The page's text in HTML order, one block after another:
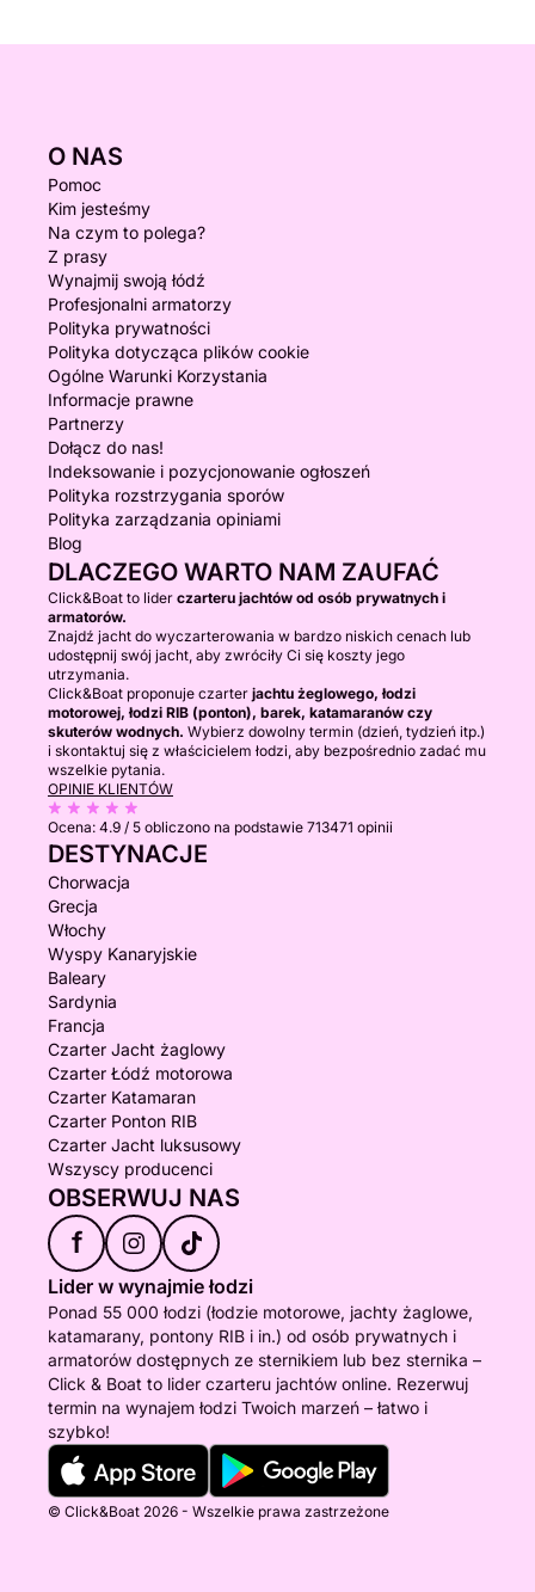
O NAS
Pomoc
Kim jesteśmy
Na czym to polega?
Z prasy
Wynajmij swoją łódź
Profesjonalni armatorzy
Polityka prywatności
Polityka dotycząca plików cookie
Ogólne Warunki Korzystania
Informacje prawne
Partnerzy
Dołącz do nas!
Indeksowanie i pozycjonowanie ogłoszeń
Polityka rozstrzygania sporów
Polityka zarządzania opiniami
Blog
DLACZEGO WARTO NAM ZAUFAĆ
Click&Boat to lider czarteru jachtów od osób prywatnych i
armatorów.
Znajdź jacht do wyczarterowania w bardzo niskich cenach lub
udostępnij swój jacht, aby zwróciły Ci się koszty jego
utrzymania.
Click&Boat proponuje czarter jachtu żeglowego, łodzi
motorowej, łodzi RIB (ponton), barek, katamaranów czy
skuterów wodnych. Wybierz dowolny termin (dzień, tydzień itp.)
i skontaktuj się z właścicielem łodzi, aby bezpośrednio zadać mu
wszelkie pytania.
OPINIE KLIENTÓW
Ocena: 4.9 / 5 obliczono na podstawie 713471 opinii
DESTYNACJE
Chorwacja
Grecja
Włochy
Wyspy Kanaryjskie
Baleary
Sardynia
Francja
Czarter Jacht żaglowy
Czarter Łódź motorowa
Czarter Katamaran
Czarter Ponton RIB
Czarter Jacht luksusowy
Wszyscy producenci
OBSERWUJ NAS
f
Lider w wynajmie łodzi
Ponad 55 000 łodzi (łodzie motorowe, jachty żaglowe,
katamarany, pontony RIB i in.) od osób prywatnych i
armatorów dostępnych ze sternikiem lub bez sternika –
Click & Boat to lider czarteru jachtów online. Rezerwuj
termin na wynajem łodzi Twoich marzeń – łatwo i
szybko!
© Click&Boat 2026 - Wszelkie prawa zastrzeżone